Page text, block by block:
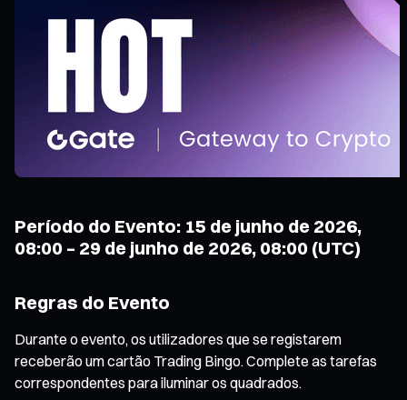
Período do Evento: 15 de junho de 2026,
08:00 – 29 de junho de 2026, 08:00 (UTC)
Regras do Evento
Durante o evento, os utilizadores que se registarem
receberão um cartão Trading Bingo. Complete as tarefas
correspondentes para iluminar os quadrados.